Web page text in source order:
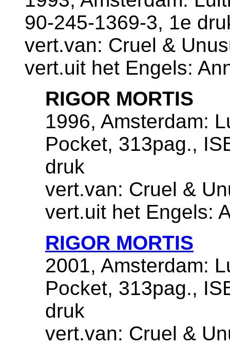
90-245-1369-3, 1e
vert.van: Cruel &
vert.uit het Engels:
RIGOR MORTIS
1996, Amsterdam:
Pocket, 313pag.,
druk
vert.van: Cruel &
vert.uit het Engels:
RIGOR MORTIS
2001, Amsterdam:
Pocket, 313pag.,
druk
vert.van: Cruel &